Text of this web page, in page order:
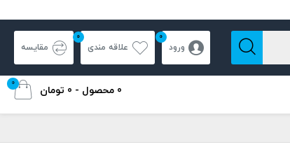
ورود علاقه مندی
0
مقایسه
0
0 محصول - 0 تومان
0